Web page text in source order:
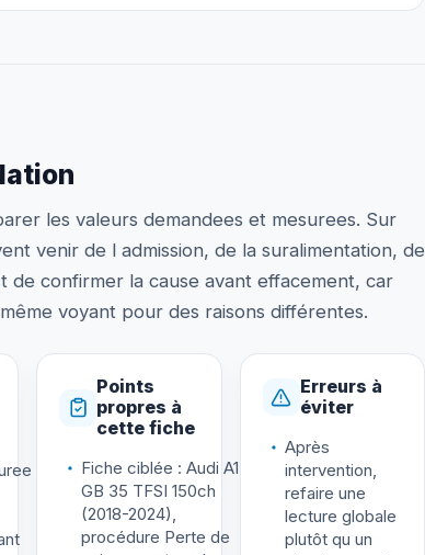
les valeurs demandees et mesurees. Sur
venir de l admission, de la suralimentation, de
de confirmer la cause avant effacement, car
voyant pour des raisons différentes.
Points
propres à
cette fiche
Fiche ciblée : Audi A1
GB 35 TFSI 150ch
(2018-2024),
procédure Perte de
Erreurs à
éviter
Après
intervention,
refaire une
lecture globale
plutôt qu un